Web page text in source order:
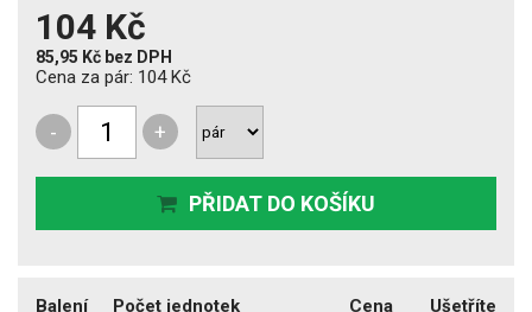
104 Kč
85,95 Kč bez DPH
Cena za pár: 104 Kč
- +
PŘIDAT DO KOŠÍKU
Balení Počet jednotek Cena
Ušetříte